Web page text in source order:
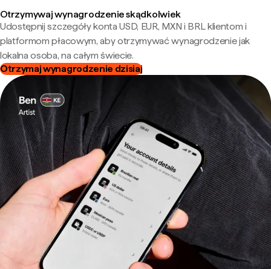
Otrzymywaj wynagrodzenie skądkolwiek
Udostępnij szczegóły konta USD, EUR, MXN i BRL klientom i
platformom płacowym, aby otrzymywać wynagrodzenie jak
lokalna osoba, na całym świecie.
Otrzymaj wynagrodzenie dzisiaj